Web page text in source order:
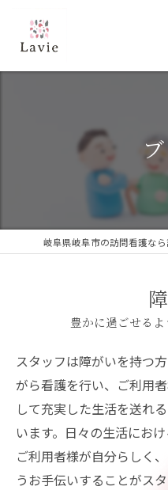
岐阜県岐阜市の訪問看護な
豊かに過ごせる
スタッフは障がいを持つ
がら看護を行い、ご利用
して充実した生活を送れ
います。日々の生活にお
ご利用者様が自分らしく
うお手伝いすることがスタ